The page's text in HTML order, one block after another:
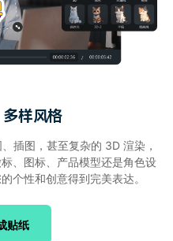
样风格
插图，甚至复杂的 3D 渲染，
、图标、产品模型还是角色设
个性和创意得到完美表达。
贴纸